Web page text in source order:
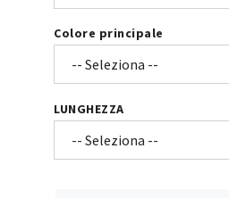
Colore principale
LUNGHEZZA